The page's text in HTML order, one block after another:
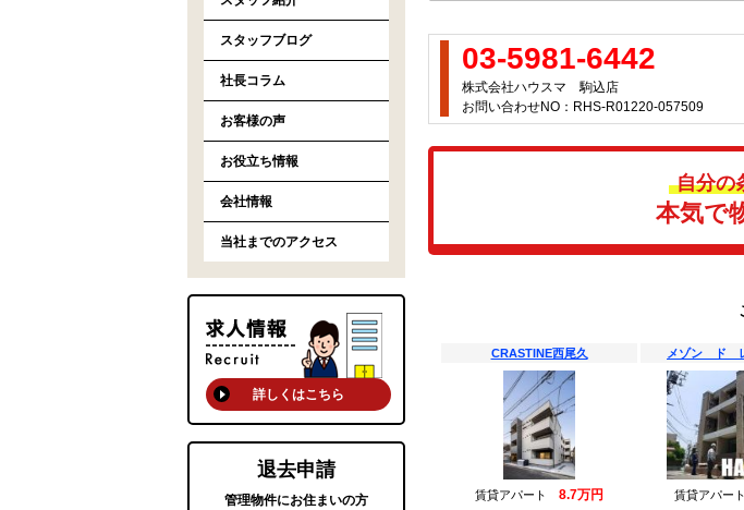
03-5981-6442
株式会社ハウスマ 駒込店
お問い合わせNO：RHS-R01220-057509
自分の
本気で
CRASTINE西尾久
賃貸アパート 8.7万円
メゾン ド
賃貸アパー
スタッフブログ
社長コラム
お客様の声
お役立ち情報
会社情報
当社までのアクセス
詳しくはこちら
退去申請
管理物件にお住まいの方